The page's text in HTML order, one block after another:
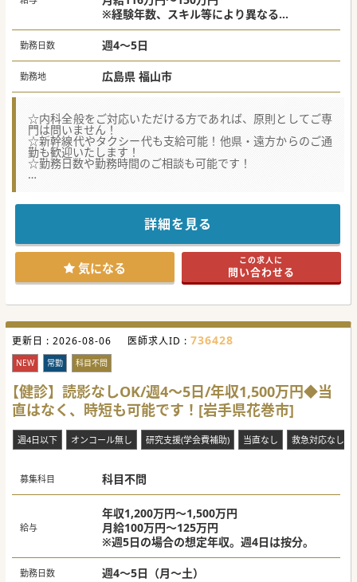
■年間約200台ほどの救急車受け入れや輪番制の参加など、
二次救急指定病院としての初期対応や整形外科疾患の対応を
しっかりと担っていただきます。
※経験年数、スキル等により異なる
※上記は週5日勤務の場合
勤務日数 週4～5日
勤務地 広島県 福山市
☆内科全般をご対応いただける方であれば、原則としてご専
門は問いません！
☆新幹線代やタクシー代も支給可能！他県・遠方からのご通
勤も歓迎いたします！
☆勤務日数や勤務時間のご相談も可能です！
めワークライフバランスを非常に高水準で維持できる環境で
■新幹線代やタクシー代の全額支給に対応しており、他県や
遠方からの通勤であっても精神的・肉体的な負担なく通って
いただけます。
■AI問診システムなどの医療DXを前向きに導入しており、コ
メディカルとの強力な連携のもとスマートに診療へ専念でき
ます。
【具体的な業務内容】
■週3コマ程度の一般内科および専門外来をご担当いただ
き、1コマあたり15～20名ほどの患者様を丁寧に診療してい
ただきます。
■病棟管理では急性期や地域包括ケア病棟にて主治医として
10名程度を受け持ち、内科全般（呼吸器疾患含む）の全身管
理を担っていただきます。
■ご希望や適性に応じて施設への訪問診療にも携わっていた
だき、地域密着型のアプローチで高齢者の在宅療養を支えて
いきます。
【募集背景】
■地域における高齢化や幅広い内科ニーズの増加に伴い、診
療体制をより強固に拡充するための前向きな増員募集です。
を見据え、先進的なツールに理解のある内科医を求めており
ます。
■既存の常勤医師における負担をバランスよく分散させ、外
来から病棟管理まで一貫した高品質な内科医療の継続を目指
しています。
詳細を見る
気になる この求人に
問い合わせる
更新日 : 2026-08-06 医師求人ID : 736428
NEW 常勤 科目不問
【健診】読影なしOK/週4～5日/年収1,500万円◆当
直はなく、時短も可能です！[岩手県花巻市]
週4日以下 オンコール無し 研究支援(学会費補助) 当直なし 救急対応なし
募集科目 科目不問
給与
年収1,200万円～1,500万円
月給100万円～125万円
※週5日の場合の想定年収。週4日は按分。
勤務日数 週4～5日（月～土）